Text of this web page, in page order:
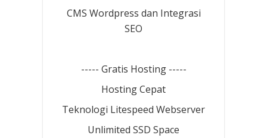
CMS Wordpress dan Integrasi
SEO
----- Gratis Hosting -----
Hosting Cepat
Teknologi Litespeed Webserver
Unlimited SSD Space